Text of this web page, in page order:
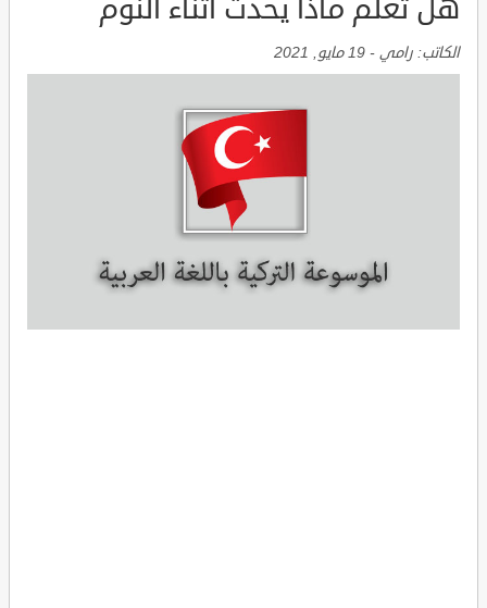
هل تعلم ماذا يحدث أثناء النوم
الكاتب: رامي - 19 مايو, 2021